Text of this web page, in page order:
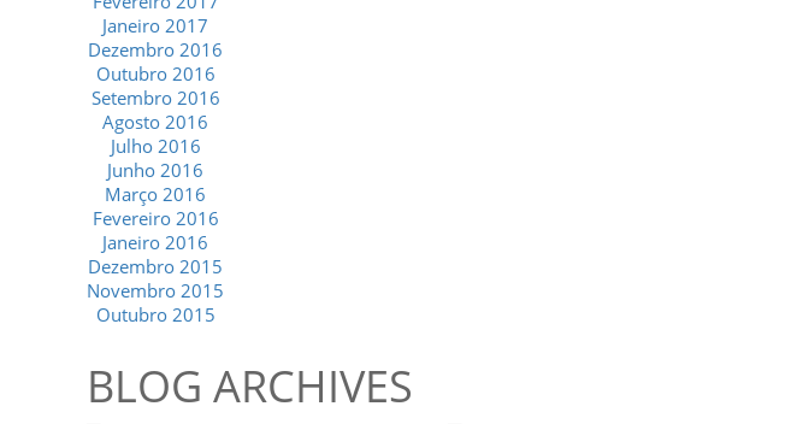
Janeiro 2017
Dezembro 2016
Outubro 2016
Setembro 2016
Agosto 2016
Julho 2016
Junho 2016
Março 2016
Fevereiro 2016
Janeiro 2016
Dezembro 2015
Novembro 2015
Outubro 2015
BLOG ARCHIVES